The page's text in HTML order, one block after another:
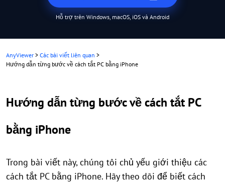
Hỗ trợ trên Windows, macOS, iOS và Android
AnyViewer > Các bài viết liên quan >
Hướng dẫn từng bước về cách tắt PC bằng iPhone
Hướng dẫn từng bước về cách tắt PC
bằng iPhone
Trong bài viết này, chúng tôi chủ yếu giới thiệu các
cách tắt PC bằng iPhone. Hãy theo dõi để biết cách